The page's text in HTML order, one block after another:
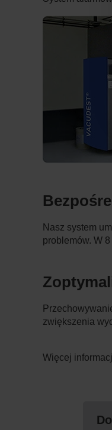
Nasz system
problemów. W
zwiększenia
Więcej